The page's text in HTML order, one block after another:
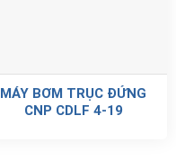
MÁY BƠM TRỤC ĐỨNG
CNP CDLF 4-19